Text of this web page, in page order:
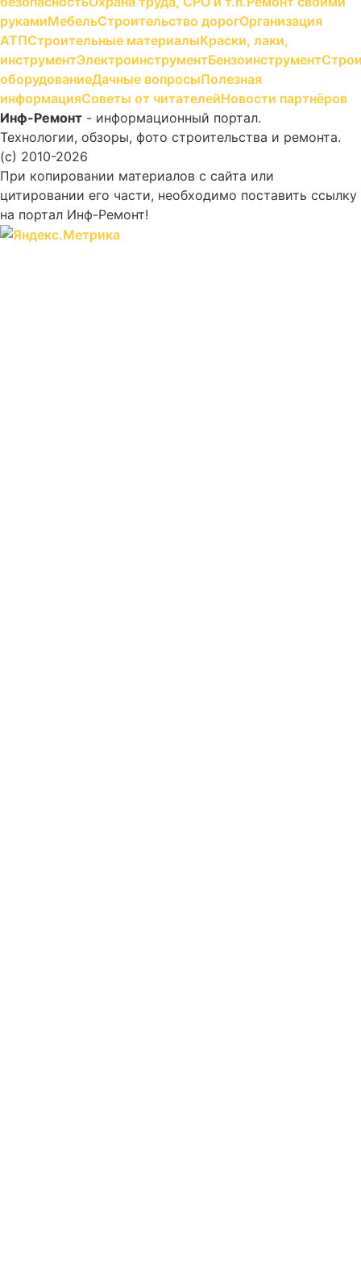
рукамиМебельСтроительство дорогОрганизация
АТПСтроительные материалыКраски, лаки,
инструментЭлектроинструментБензоинструмент
оборудованиеДачные вопросыПолезная
информацияСоветы от читателейНовости партнёров
Инф-Ремонт - информационный портал.
Технологии, обзоры, фото строительства и ремонта.
(c) 2010-2026
При копировании материалов с сайта или
цитировании его части, необходимо поставить ссылку
на портал Инф-Ремонт!